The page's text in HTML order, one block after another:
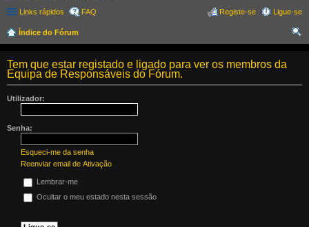
Links rápidos FAQ Ligue-se
Registe-se
Índice do Fórum
Tem que estar registado e ligado para ver os membros da
Equipa de Responsáveis do Fórum.
Utilizador:
Senha:
Esqueci-me da senha
Reenviar email de Ativação
Lembrar-me
Ocultar o meu estado nesta sessão